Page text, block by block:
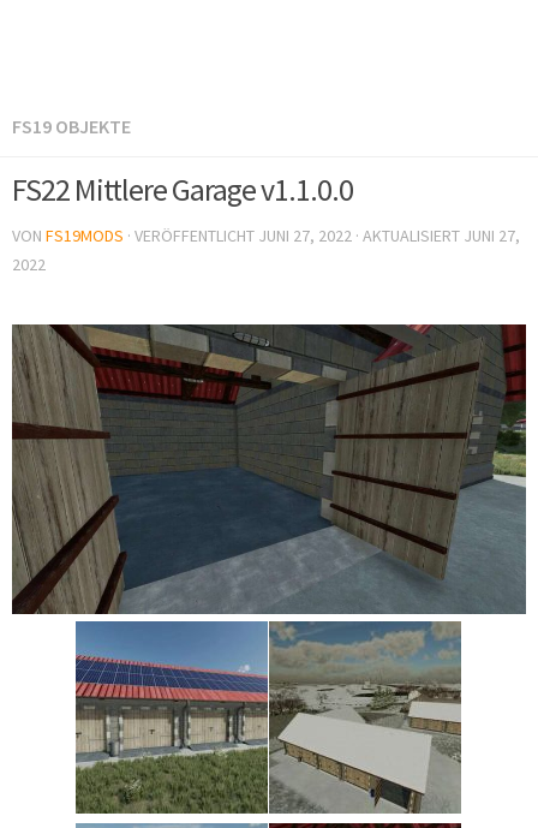
FS19 OBJEKTE
FS22 Mittlere Garage v1.1.0.0
VON FS19MODS · VERÖFFENTLICHT JUNI 27, 2022 · AKTUALISIERT JUNI 27,
2022